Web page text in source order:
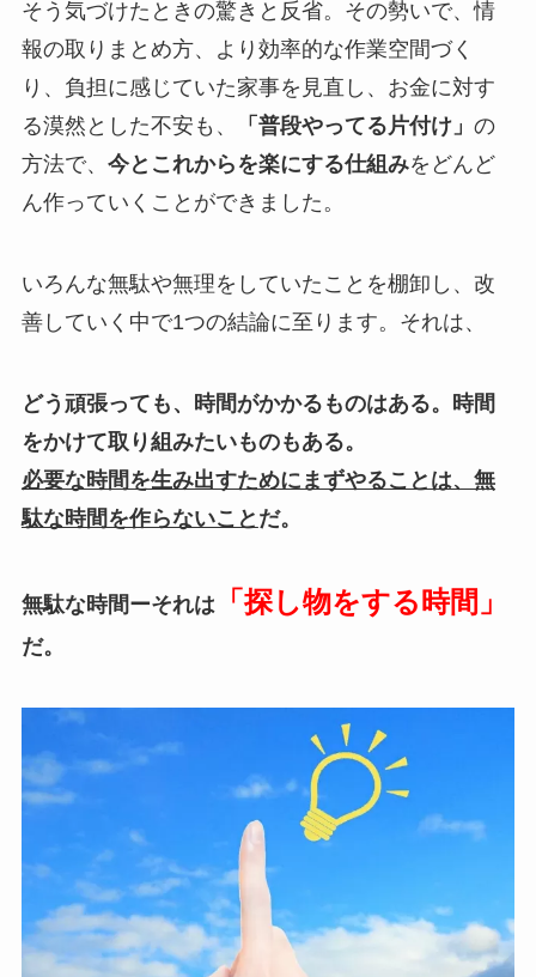
そう気づけたときの驚きと反省。その勢いで、情
報の取りまとめ方、より効率的な作業空間づく
り、負担に感じていた家事を見直し、お金に対す
る漠然とした不安も、
「普段やってる片付け」 の
方法で、 今とこれからを楽にする仕組みをどんど
ん作っていくことができました。
いろんな無駄や無理をしていたことを棚卸し、改
善していく中で1つの結論に至ります。それは、
どう頑張っても、時間がかかるものはある。時間
をかけて取り組みたいものもある。
必要な時間を生み出すためにまずやることは、無
駄な時間を作らないこと だ。
無駄な時間ーそれは 「探し物をする時間」
だ。